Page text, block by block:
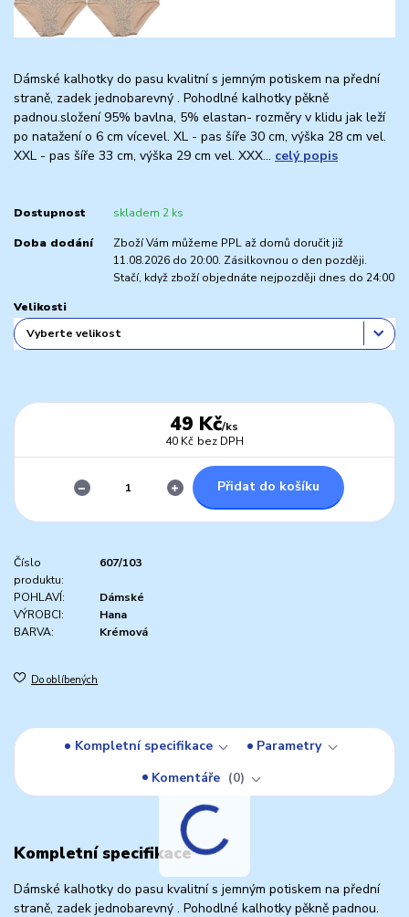
Dámské kalhotky do pasu kvalitní s jemným potiskem na přední
straně, zadek jednobarevný . Pohodlné kalhotky pěkně
padnou.složení 95% bavlna, 5% elastan- rozměry v klidu jak leží
po natažení o 6 cm vícevel. XL - pas šíře 30 cm, výška 28 cm vel.
XXL - pas šíře 33 cm, výška 29 cm vel. XXX... celý popis
Dostupnost skladem 2 ks
Doba dodání
Zboží Vám můžeme PPL až domů doručit již
11.08.2026 do 20:00. Zásilkovnou o den později.
Stačí, když zboží objednáte nejpozději dnes do 24:00
Velikosti
49 Kč/ks
40 Kč bez DPH
Přidat do košíku
Číslo
produktu:
607/103
POHLAVÍ:
Dámské
VÝROBCI:
Hana
BARVA:
Krémová
Do oblíbených
Kompletní specifikace
Parametry
Komentáře
0
Kompletní specifikace
Dámské kalhotky do pasu kvalitní s jemným potiskem na přední
straně, zadek jednobarevný . Pohodlné kalhotky pěkně padnou.